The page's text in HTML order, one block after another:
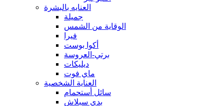
العنايه بالبشرة
جميلة
الوقاية من الشمس
فيرا
أكوا بوست
برتي-العروسة
ديليكات
ماي فوت
العناية الشخصية
سائل أستحمام
بدي سبلاش